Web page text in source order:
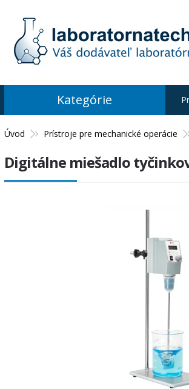
Úvod Prístroje pre mechanické operácie
Digitálne miešadlo
Kategórie